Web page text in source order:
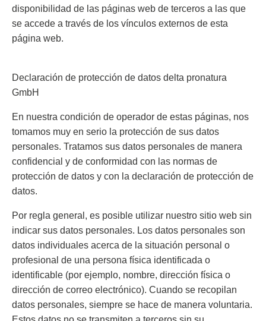
disponibilidad de las páginas web de terceros a las que
se accede a través de los vínculos externos de esta
página web.
Declaración de protección de datos delta pronatura
GmbH
En nuestra condición de operador de estas páginas, nos
tomamos muy en serio la protección de sus datos
personales. Tratamos sus datos personales de manera
confidencial y de conformidad con las normas de
protección de datos y con la declaración de protección de
datos.
Por regla general, es posible utilizar nuestro sitio web sin
indicar sus datos personales. Los datos personales son
datos individuales acerca de la situación personal o
profesional de una persona física identificada o
identificable (por ejemplo, nombre, dirección física o
dirección de correo electrónico). Cuando se recopilan
datos personales, siempre se hace de manera voluntaria.